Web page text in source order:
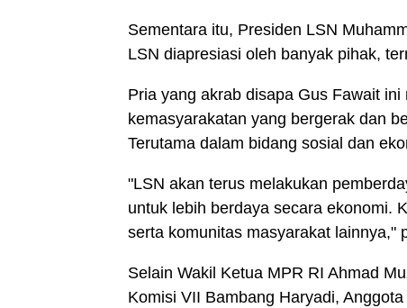
Sementara itu, Presiden LSN
LSN diapresiasi oleh banyak pihak,
Pria yang akrab disapa Gus Fawait
kemasyarakatan yang bergerak dan
Terutama dalam bidang sosial dan
"LSN akan terus melakukan
untuk lebih berdaya secara ekonomi.
serta komunitas masyarakat lainnya,"
Selain Wakil Ketua MPR RI Ahmad
Komisi VII Bambang Haryadi,